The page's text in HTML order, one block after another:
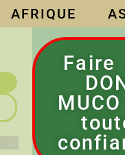
AFRIQUE
Faire